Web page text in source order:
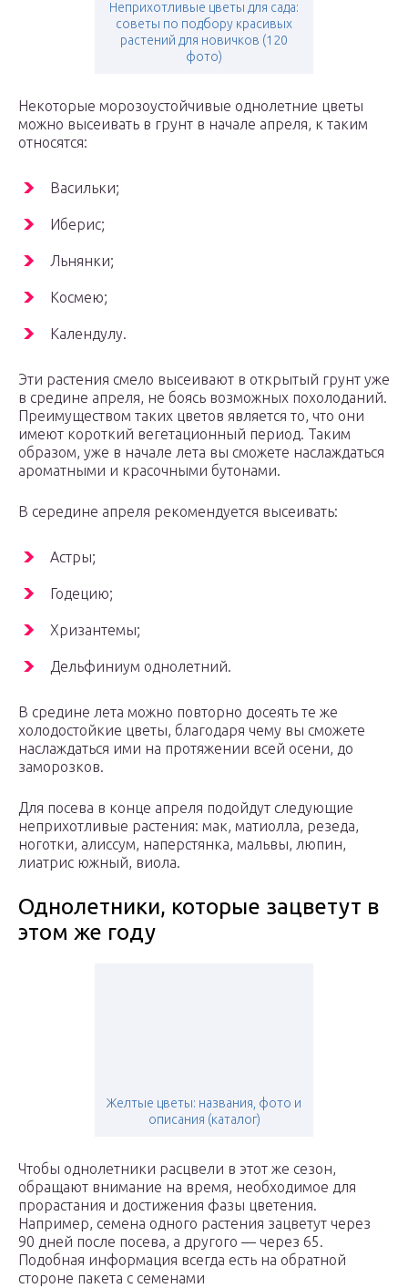
Неприхотливые цветы для сада:
советы по подбору красивых
растений для новичков (120
фото)
Некоторые морозоустойчивые однолетние цветы
можно высеивать в грунт в начале апреля, к таким
относятся:
Васильки;
Иберис;
Льнянки;
Космею;
Календулу.
Эти растения смело высеивают в открытый грунт уже
в средине апреля, не боясь возможных похолоданий.
Преимуществом таких цветов является то, что они
имеют короткий вегетационный период. Таким
образом, уже в начале лета вы сможете наслаждаться
ароматными и красочными бутонами.
В середине апреля рекомендуется высеивать:
Астры;
Годецию;
Хризантемы;
Дельфиниум однолетний.
В средине лета можно повторно досеять те же
холодостойкие цветы, благодаря чему вы сможете
наслаждаться ими на протяжении всей осени, до
заморозков.
Для посева в конце апреля подойдут следующие
неприхотливые растения: мак, матиолла, резеда,
ноготки, алиссум, наперстянка, мальвы, люпин,
лиатрис южный, виола.
Однолетники, которые зацветут в
этом же году
Желтые цветы: названия, фото и
описания (каталог)
Чтобы однолетники расцвели в этот же сезон,
обращают внимание на время, необходимое для
прорастания и достижения фазы цветения.
Например, семена одного растения зацветут через
90 дней после посева, а другого — через 65.
Подобная информация всегда есть на обратной
стороне пакета с семенами